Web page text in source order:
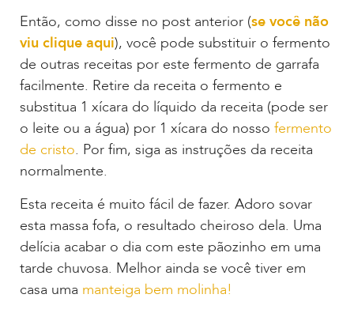
Então, como disse no post anterior (se você não
viu clique aqui), você pode substituir o fermento
de outras receitas por este fermento de garrafa
facilmente. Retire da receita o fermento e
substitua 1 xícara do líquido da receita (pode ser
o leite ou a água) por 1 xícara do nosso fermento
de cristo. Por fim, siga as instruções da receita
normalmente.
Esta receita é muito fácil de fazer. Adoro sovar
esta massa fofa, o resultado cheiroso dela. Uma
delícia acabar o dia com este pãozinho em uma
tarde chuvosa. Melhor ainda se você tiver em
casa uma manteiga bem molinha!